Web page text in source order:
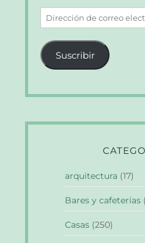
Dirección
de
correo
electrónico
Suscribir
arquitectura (17)
Bares y cafeterías
Casas (250)